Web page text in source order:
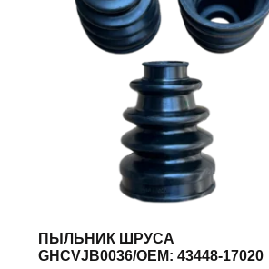
ПЫЛЬНИК ШРУСА
GHCVJB0036/OEM: 43448-17020